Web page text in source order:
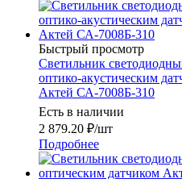
Быстрый просмотр
Светильник
оптико-акустическим
Актей СА-7008Б-310
Есть в наличии
2 879.20 ₽/шт
Подробнее